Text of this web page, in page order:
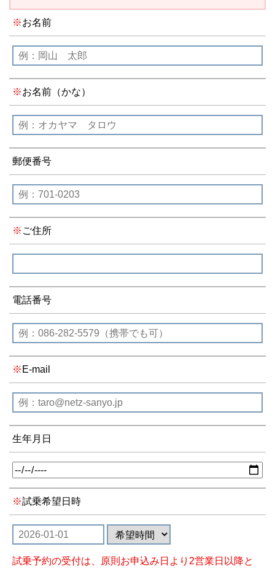
お名前
お名前（かな）
郵便番号
ご住所
電話番号
E-mail
生年月日
試乗希望日時
試乗予約の受付は、原則お申込み日より2営業日以降と